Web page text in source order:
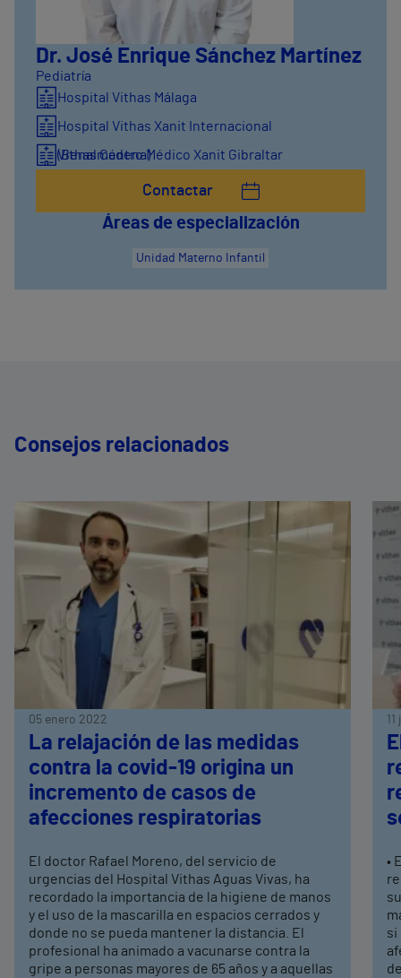
Dr. José Enrique Sánchez Martínez
Pediatría
Hospital Vithas Málaga
Hospital Vithas Xanit Internacional
(Benalmádena)
Vithas Centro Médico Xanit Gibraltar
Contactar
Áreas de especialización
Unidad Materno Infantil
Consejos relacionados
05 enero 2022
La relajación de las medidas
contra la covid-19 origina un
incremento de casos de
afecciones respiratorias
El doctor Rafael Moreno, del servicio de
urgencias del Hospital Vithas Aguas Vivas, ha
recordado la importancia de la higiene de manos
y el uso de la mascarilla en espacios cerrados y
donde no se pueda mantener la distancia. El
profesional ha animado a vacunarse contra la
gripe a personas mayores de 65 años y a aquellas
•
si